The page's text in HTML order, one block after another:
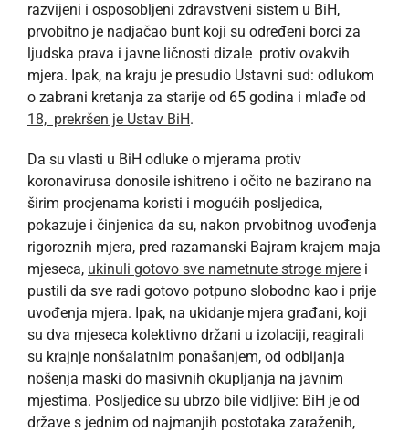
razvijeni i osposobljeni zdravstveni sistem u BiH,
prvobitno je nadjačao bunt koji su određeni borci za
ljudska prava i javne ličnosti dizale protiv ovakvih
mjera. Ipak, na kraju je presudio Ustavni sud: odlukom
o zabrani kretanja za starije od 65 godina i mlađe od
18, prekršen je Ustav BiH.
Da su vlasti u BiH odluke o mjerama protiv
koronavirusa donosile ishitreno i očito ne bazirano na
širim procjenama koristi i mogućih posljedica,
pokazuje i činjenica da su, nakon prvobitnog uvođenja
rigoroznih mjera, pred razamanski Bajram krajem maja
mjeseca, ukinuli gotovo sve nametnute stroge mjere i
pustili da sve radi gotovo potpuno slobodno kao i prije
uvođenja mjera. Ipak, na ukidanje mjera građani, koji
su dva mjeseca kolektivno držani u izolaciji, reagirali
su krajnje nonšalatnim ponašanjem, od odbijanja
nošenja maski do masivnih okupljanja na javnim
mjestima. Posljedice su ubrzo bile vidljive: BiH je od
države s jednim od najmanjih postotaka zaraženih,